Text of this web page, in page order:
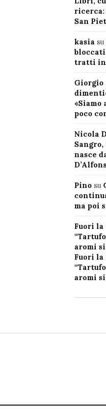
ricerca:
San
kasia su
tratti in
Giorgio
«Siamo
poco
Nicola
nasce
Pinosu
ma poi
Fuori la
aromi
Fuori la
aromi